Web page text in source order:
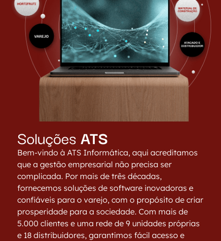
SoluçõesATS
Bem-vindo à ATS Informática, aqui acreditamos
que a gestão empresarial não precisa ser
complicada. Por mais de três décadas,
fornecemos soluções de software inovadoras e
confiáveis para o varejo, com o propósito de criar
prosperidade para a sociedade. Com mais de
5.000 clientes e uma rede de 9 unidades próprias
e 18 distribuidores, garantimos fácil acesso e